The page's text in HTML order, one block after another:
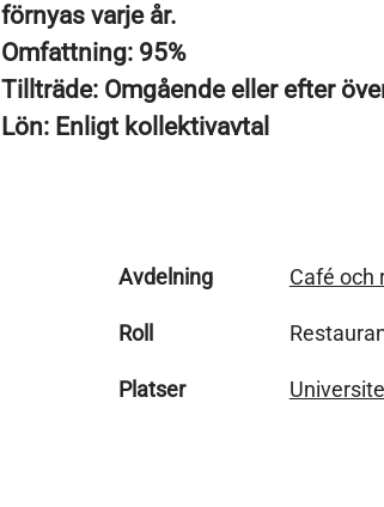
förnyas varje år.
Omfattning: 95%
Tillträde: Omgående eller efter
Lön: Enligt kollektivavtal
Avdelning Café och
Roll
Platser